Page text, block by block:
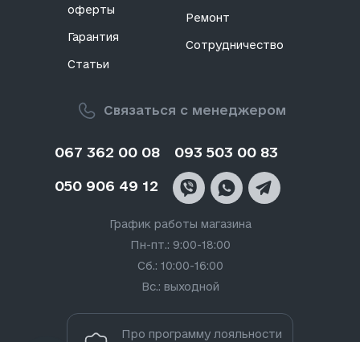
Связаться с менеджером
067 362 00 08 093 503 00 83
050 906 49 12
График работы магазина
Пн-пт.: 9:00-18:00
Сб.: 10:00-16:00
Вс.: выходной
оферты
Гарантия
Статьи
Ремонт
Сотрудничество
Про программу лояльности